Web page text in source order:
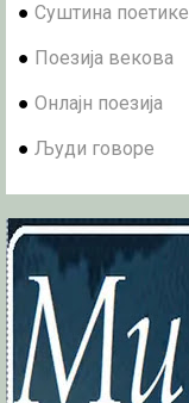
● Суштина поетике
● Поезија векова
● Онлајн поезија
● Људи говоре